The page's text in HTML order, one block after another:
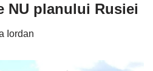
NU planului Rusiei
Iordan